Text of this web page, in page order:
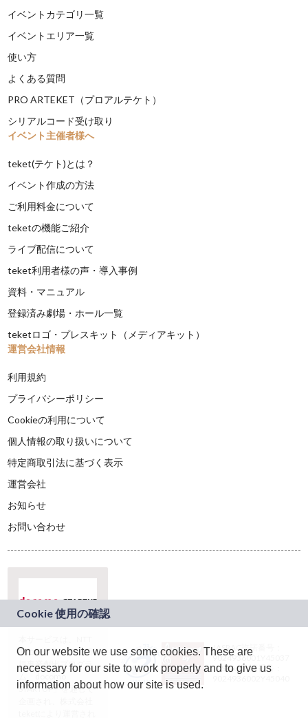
イベントカテゴリ一覧
イベントエリア一覧
使い方
よくある質問
PRO ARTEKET（プロアルテケト）
シリアルコード受け取り
イベント主催者様へ
teket(テケト)とは？
イベント作成の方法
ご利用料金について
teketの機能ご紹介
ライブ配信について
teket利用者様の声・導入事例
資料・マニュアル
登録済み劇場・ホール一覧
teketロゴ・プレスキット（メディアキット）
運営会社情報
利用規約
プライバシーポリシー
Cookieの利用について
個人情報の取り扱いについて
特定商取引法に基づく表示
運営会社
お知らせ
お問い合わせ
ドコモグループの新
規事業創出プログラ
ム「docomo
STARTUP」を通じて
JASRAC許諾番号：
9024936001Y45037
JASRAC許諾番号：
On our website we use some cookies. These are
necessary for our site to work properly and to give us
information about how our site is used.